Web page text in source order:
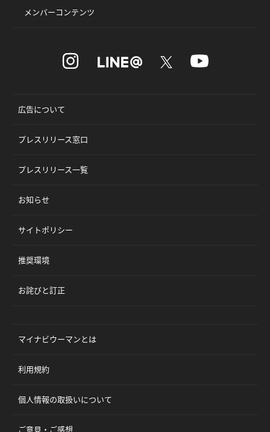
メンバーコンテンツ
広告について
プレスリリース窓口
プレスリリース一覧
お知らせ
サイトポリシー
推奨環境
お詫びと訂正
マイナビウーマンとは
利用規約
個人情報の取扱いについて
ご意見・ご感想